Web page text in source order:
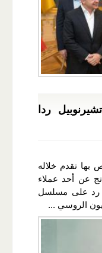
ردا
تقدم خلاله
عن أحد عملاء
رد على مسلسل